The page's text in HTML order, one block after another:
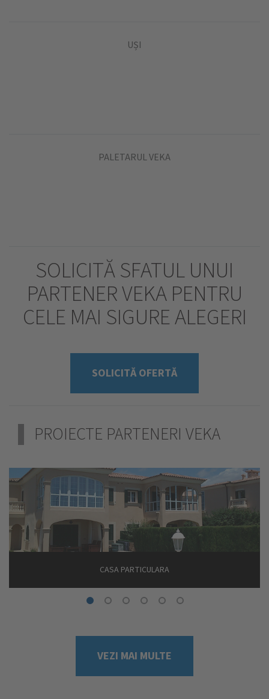
UȘI
PALETARUL VEKA
SOLICITĂ SFATUL UNUI
PARTENER VEKA PENTRU
CELE MAI SIGURE ALEGERI
SOLICITĂ OFERTĂ
PROIECTE PARTENERI VEKA
CASA PARTICULARA
VEZI MAI MULTE